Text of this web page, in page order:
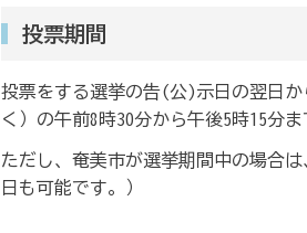
投票期間
投票をする選挙の告(公)示日の翌日
く）の午前8時30分から午後5時15分ま
ただし、奄美市が選挙期間中の場合
日も可能です。）